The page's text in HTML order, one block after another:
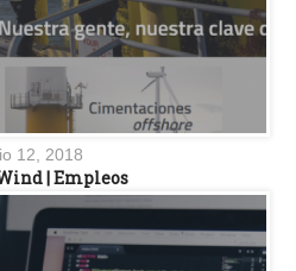
12, 2018
| Empleos